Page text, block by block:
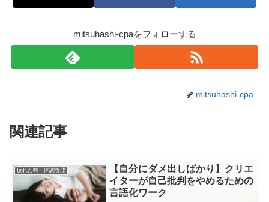
mitsuhashi-cpaをフォローする
mitsuhashi-cpa
関連記事
疲れた時・体調管理
【自分にダメ出しばかり】クリエ
イターが自己批判をやめるための
言語化ワーク